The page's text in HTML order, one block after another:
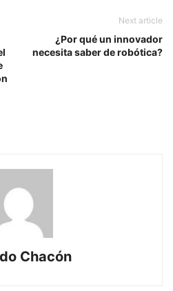
Next article
¿Por qué un innovador
necesita saber de robótica?
Chacón